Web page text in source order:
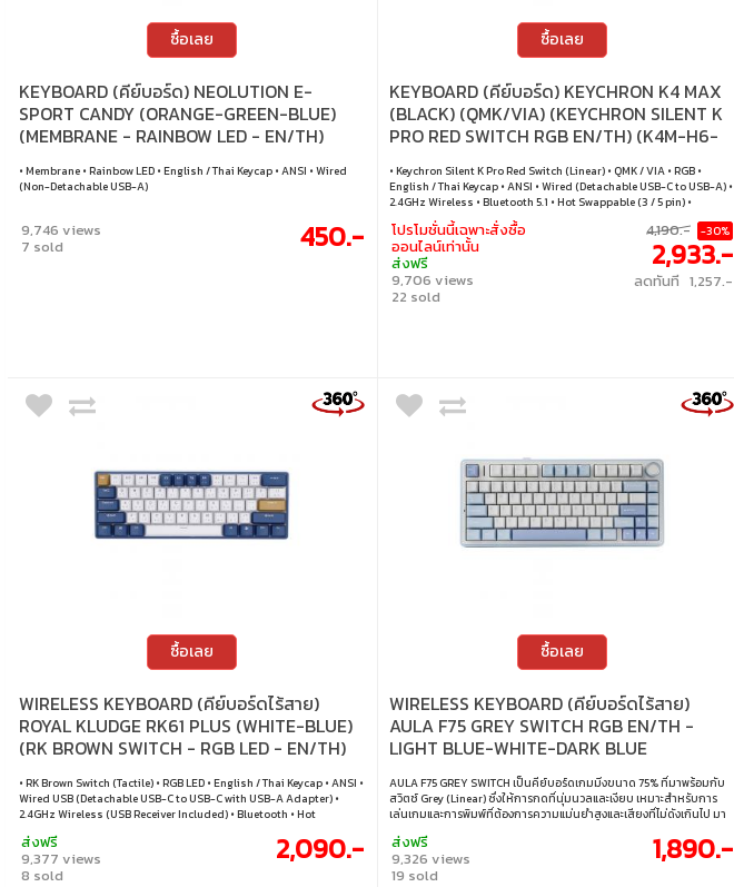
ซื้อเลย
KEYBOARD (คีย์บอร์ด) NEOLUTION E-
SPORT CANDY (ORANGE-GREEN-BLUE)
(MEMBRANE - RAINBOW LED - EN/TH)
• Membrane • Rainbow LED • English / Thai Keycap • ANSI • Wired
(Non-Detachable USB-A)
9,746 views
7 sold 450.-
ซื้อเลย
KEYBOARD (คีย์บอร์ด) KEYCHRON K4 MAX
(BLACK) (QMK/VIA) (KEYCHRON SILENT K
PRO RED SWITCH RGB EN/TH) (K4M-H6-
• Keychron Silent K Pro Red Switch (Linear) • QMK / VIA • RGB •
English / Thai Keycap • ANSI • Wired (Detachable USB-C to USB-A) •
2.4GHz Wireless • Bluetooth 5.1 • Hot Swappable (3 / 5 pin) •
Windows / macOS / Linux
โปรโมชั่นนี้เฉพาะสั่งซื้อ
ออนไลน์เท่านั้น
ส่งฟรี
9,706 views
22 sold
4,190.- -30%
2,933.-
ลดทันที 1,257.-
ซื้อเลย
WIRELESS KEYBOARD (คีย์บอร์ดไร้สาย)
ROYAL KLUDGE RK61 PLUS (WHITE-BLUE)
(RK BROWN SWITCH - RGB LED - EN/TH)
• RK Brown Switch (Tactile) • RGB LED • English / Thai Keycap • ANSI •
Wired USB (Detachable USB-C to USB-C with USB-A Adapter) •
2.4GHz Wireless (USB Receiver Included) • Bluetooth • Hot
ส่งฟรี
9,377 views
8 sold
2,090.-
ซื้อเลย
WIRELESS KEYBOARD (คีย์บอร์ดไร้สาย)
AULA F75 GREY SWITCH RGB EN/TH -
LIGHT BLUE-WHITE-DARK BLUE
AULA F75 GREY SWITCH เป็นคีย์บอร์ดเกมมิ่งขนาด 75% ที่มาพร้อมกับ
สวิตช์ Grey (Linear) ซึ่งให้การกดที่นุ่มนวลและเงียบ เหมาะสำหรับการ
เล่นเกมและการพิมพ์ที่ต้องการความแม่นยำสูงและเสียงที่ไม่ดังเกินไป มา
ด้วยภาพที่น่าตื่นเต้น นอกจากนี้ยังรองรับการเชื่อมต่อหลายแบบ รวมถึง
USB-C, ไร้สาย 2.4GHz และ บลูทูธ ทำให้สามารถใช้งานได้กับอุปกรณ์
หลายประเภท ทั้งคอมพิวเตอร์และอุปกรณ์มือถือเพื่อความสะดวกและ
ส่งฟรี
9,326 views
19 sold
1,890.-